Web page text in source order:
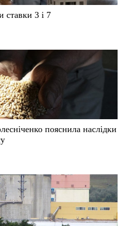
ставки 3 і 7
пояснила наслідки